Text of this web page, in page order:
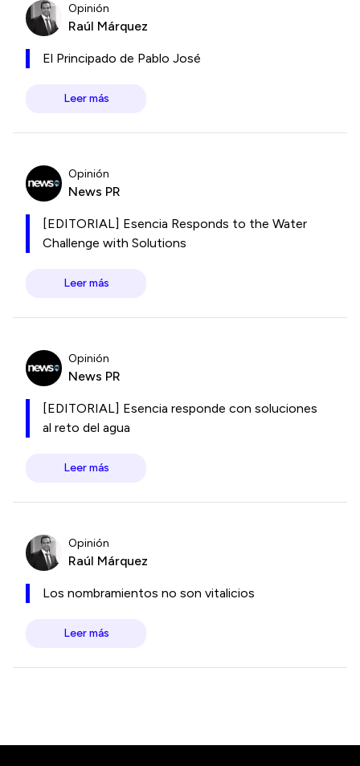
Opinión
Raúl Márquez
El Principado de Pablo José
Leer más
Opinión
News PR
[EDITORIAL] Esencia Responds to the Water
Challenge with Solutions
Leer más
Opinión
News PR
[EDITORIAL] Esencia responde con soluciones
al reto del agua
Leer más
Opinión
Raúl Márquez
Los nombramientos no son vitalicios
Leer más